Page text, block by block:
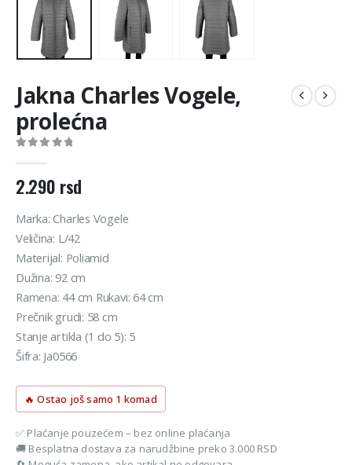
Jakna Charles Vogele,
prolećna
2.290 rsd
Marka: Charles Vogele
Veličina: L/42
Materijal: Poliamid
Dužina: 92 cm
Ramena: 44 cm Rukavi: 64 cm
Prečnik grudi: 58 cm
Stanje artikla (1 do 5): 5
Šifra: Ja0566
🔥 Ostao još samo 1 komad
✅ Plaćanje pouzećem – bez online plaćanja
🚚 Besplatna dostava za narudžbine preko 3.000 RSD